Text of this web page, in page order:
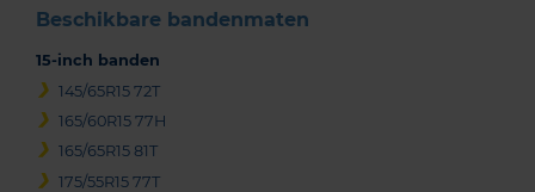
Beschikbare bandenmaten
15-inch banden
145/65R15 72T
165/60R15 77H
165/65R15 81T
175/55R15 77T